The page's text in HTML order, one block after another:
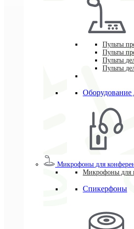
Пульты
Пульты
Пульты
Пульты
Оборудование
Микрофоны для
Микрофоны для
Спикерфоны